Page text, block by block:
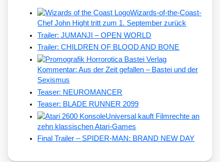
Wizards-of-the-Coast-
Chef John Hight tritt zum 1. September zurück
Trailer: JUMANJI – OPEN WORLD
Trailer: CHILDREN OF BLOOD AND BONE
Kommentar: Aus der Zeit gefallen – Bastei und der
Sexismus
Teaser: NEUROMANCER
Teaser: BLADE RUNNER 2099
Universal kauft Filmrechte an
zehn klassischen Atari-Games
Final Trailer – SPIDER-MAN: BRAND NEW DAY